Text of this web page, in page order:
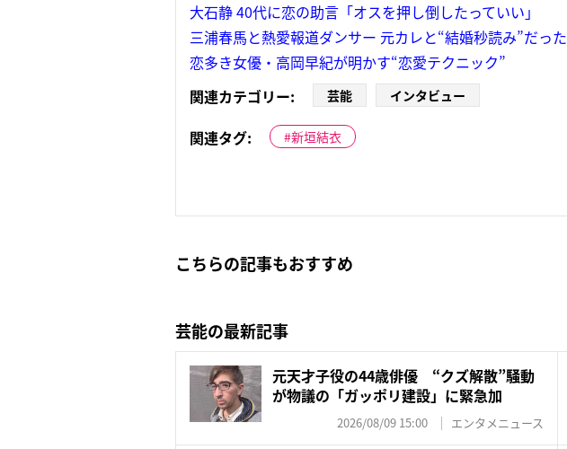
大石静 40代に恋の助言「オスを押し倒したっていい」
三浦春馬と熱愛報道ダンサー 元カレと“結婚秒読み”だった
恋多き女優・高岡早紀が明かす“恋愛テクニック”
関連カテゴリー:
芸能 インタビュー
関連タグ: 新垣結衣
こちらの記事もおすすめ
芸能の最新記事
元天才子役の44歳俳優 “クズ解散”騒動
が物議の「ガッポリ建設」に緊急加
2026/08/09 15:00 エンタメニュース